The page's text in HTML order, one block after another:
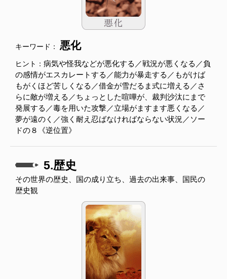
キーワード： 悪化
ヒント： 病気や怪我などが悪化する／戦況が悪くなる／負
の感情がエスカレートする／能力が暴走する／もがけば
もがくほど苦しくなる／借金が雪だるま式に増える／さ
らに敵が増える／ちょっとした喧嘩が、裁判沙汰にまで
発展する／毒を用いた攻撃／立場がますます悪くなる／
夢が遠のく／強く耐え忍ばなければならない状況／ソー
ドの８《逆位置》
5.歴史
その世界の歴史、国の成り立ち、過去の出来事、国民の
歴史観